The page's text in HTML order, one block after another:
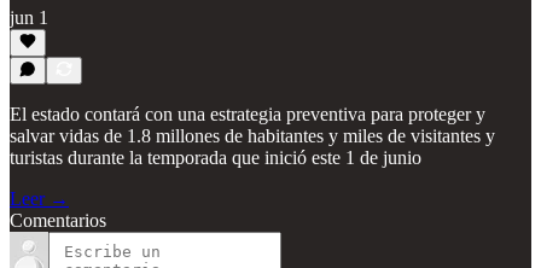
jun 1
El estado contará con una estrategia preventiva para proteger y
salvar vidas de 1.8 millones de habitantes y miles de visitantes y
turistas durante la temporada que inició este 1 de junio
Leer →
Comentarios